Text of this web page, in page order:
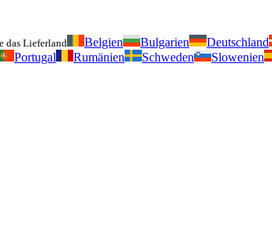
das Lieferland Belgien Bulgarien Deutschland
Portugal Rumänien Schweden Slowenien